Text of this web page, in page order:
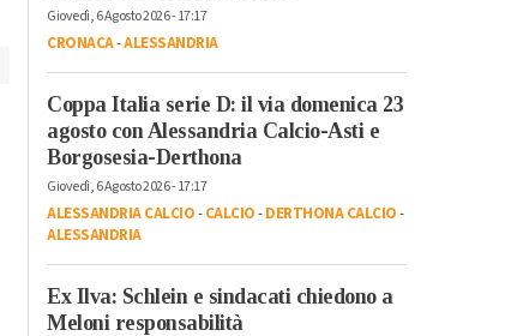
Giovedì, 6 Agosto 2026 - 17:17
CRONACA-ALESSANDRIA
Coppa Italia serie D: il via domenica 23
agosto con Alessandria Calcio-Asti e
Borgosesia-Derthona
Giovedì, 6 Agosto 2026 - 17:17
ALESSANDRIA CALCIO-CALCIO-DERTHONA CALCIO-
ALESSANDRIA
Ex Ilva: Schlein e sindacati chiedono a
Meloni responsabilità